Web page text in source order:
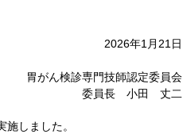
2026年1月21日
胃がん検診専門技師認定委員会
委員長 小田 丈二
しました。